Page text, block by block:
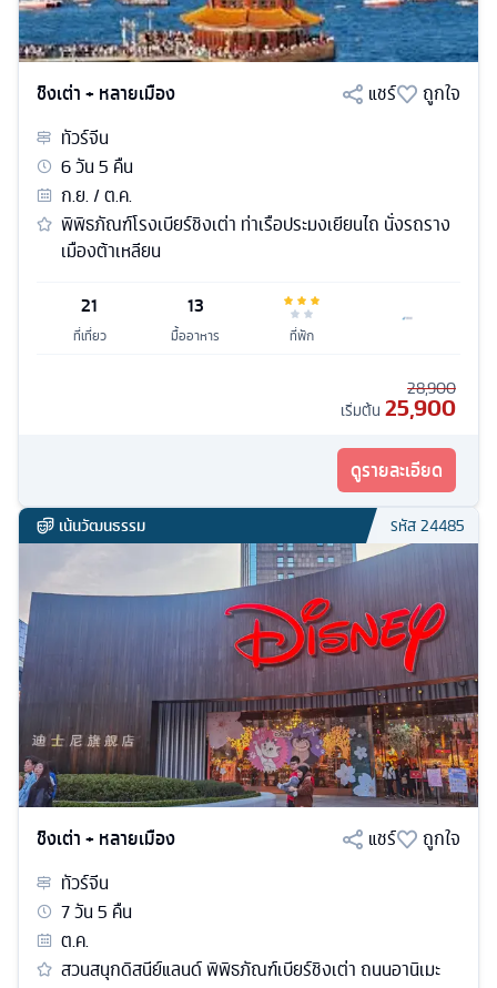
ชิงเต่า + หลายเมือง แชร์
ถูกใจ
ทัวร์จีน
6วัน5 คืน
ก.ย. / ต.ค.
พิพิธภัณฑ์โรงเบียร์ชิงเต่า ท่าเรือประมงเยียนไถ นั่งรถราง
เมืองต้าเหลียน
21
ที่เที่ยว
13
มื้ออาหาร ที่พัก
28,900
เริ่มต้น 25,900
ดูรายละเอียด
เน้นวัฒนธรรม รหัส24485
ชิงเต่า + หลายเมือง แชร์
ถูกใจ
ทัวร์จีน
7วัน5 คืน
ต.ค.
สวนสนุกดิสนีย์แลนด์ พิพิธภัณฑ์เบียร์ชิงเต่า ถนนอานิเมะ